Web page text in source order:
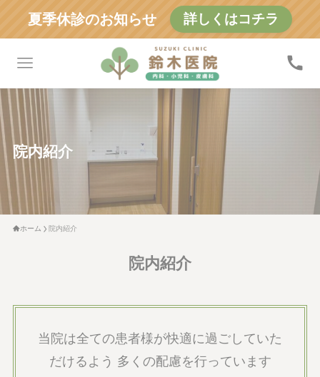
夏季休診のお知らせ 詳しくはコチラ
院内紹介
ホーム 院内紹介
院内紹介
当院は全ての患者様が快適に過ごしていた
だけるよう 多くの配慮を行っています